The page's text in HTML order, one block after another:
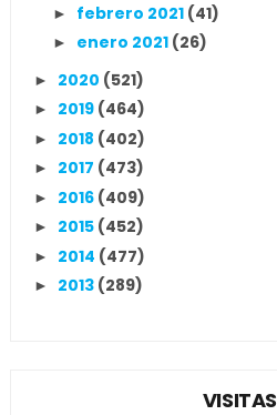
► febrero 2021 (41)
► enero 2021 (26)
► 2020 (521)
► 2019 (464)
► 2018 (402)
► 2017 (473)
► 2016 (409)
► 2015 (452)
► 2014 (477)
► 2013 (289)
VISITAS